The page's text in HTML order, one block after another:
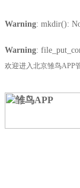
Warning: mkdir():
Warning:
欢迎进入北京雏鸟APP